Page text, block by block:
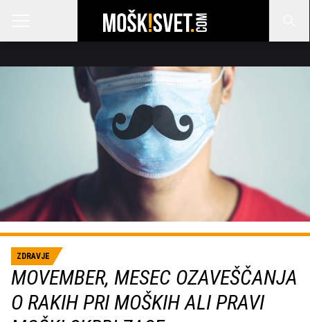
ZDRAVJE
MOVEMBER, MESEC OZAVEŠČANJA
O RAKIH PRI MOŠKIH ALI PRAVI